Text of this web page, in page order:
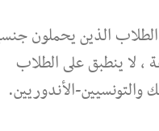
الذين يحملون
، لا ينطبق على الطلاب
والتونسيين-الأندوريين.